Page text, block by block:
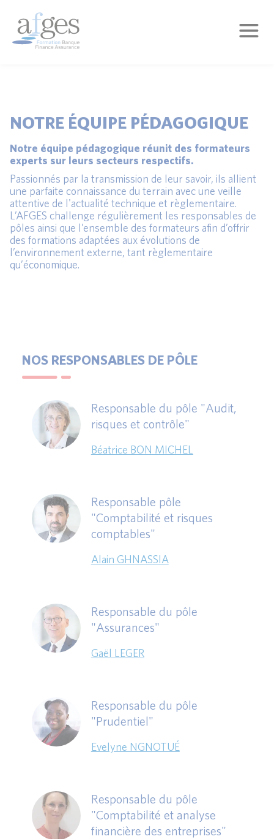
NOTRE ÉQUIPE PÉDAGOGIQUE
Notre équipe pédagogique réunit des formateurs
experts sur leurs secteurs respectifs.
Passionnés par la transmission de leur savoir, ils allient
une parfaite connaissance du terrain avec une veille
attentive de l'actualité technique et règlementaire.
L’AFGES challenge régulièrement les responsables de
pôles ainsi que l’ensemble des formateurs afin d’offrir
des formations adaptées aux évolutions de
l’environnement externe, tant règlementaire
qu’économique.
NOS RESPONSABLES DE PÔLE
Responsable du pôle "Audit,
risques et contrôle"
Béatrice BON MICHEL
Responsable pôle
"Comptabilité et risques
comptables"
Alain GHNASSIA
Responsable du pôle
"Assurances"
Gaël LEGER
Responsable du pôle
"Prudentiel"
Evelyne NGNOTUÉ
Responsable du pôle
"Comptabilité et analyse
financière des entreprises"